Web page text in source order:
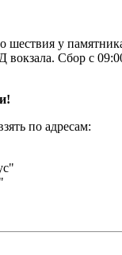
шествия у
Сбор с
по адресам: